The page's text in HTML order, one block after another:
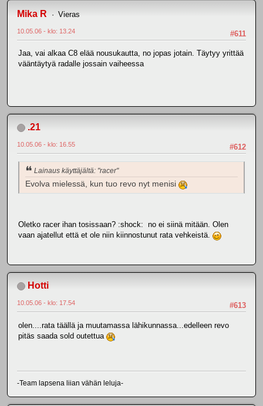
Mika R Vieras
#611
10.05.06 - klo: 13.24
Jaa, vai alkaa C8 elää nousukautta, no jopas jotain. Täytyy yrittää
vääntäytyä radalle jossain vaiheessa
.21
#612
10.05.06 - klo: 16.55
Lainaus käyttäjältä: "racer"
Evolva mielessä, kun tuo revo nyt menisi
Oletko racer ihan tosissaan? :shock: no ei siinä mitään. Olen
vaan ajatellut että et ole niin kiinnostunut rata vehkeistä.
Hotti
#613
10.05.06 - klo: 17.54
olen....rata täällä ja muutamassa lähikunnassa...edelleen revo
pitäs saada sold outettua
-Team lapsena liian vähän leluja-